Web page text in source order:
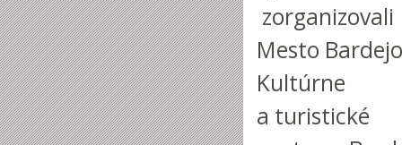
zorganizovali
Mesto
Kultúrne
a turistické